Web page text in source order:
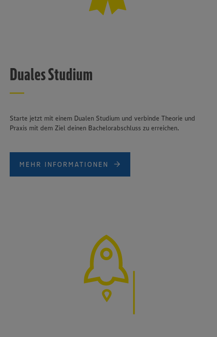
Duales Studium
Starte jetzt mit einem Dualen Studium und verbinde Theorie und
Praxis mit dem Ziel deinen Bachelorabschluss zu erreichen.
MEHR INFORMATIONEN